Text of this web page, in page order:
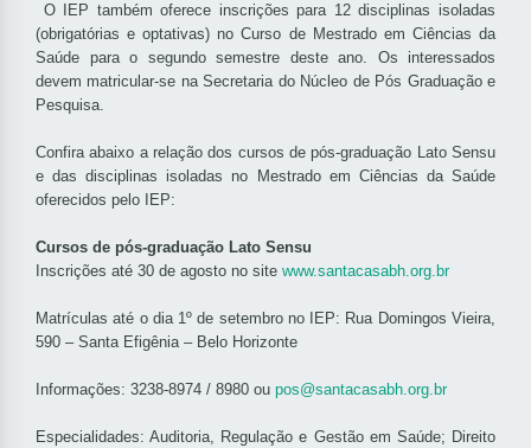
O IEP também oferece inscrições para 12 disciplinas isoladas
(obrigatórias e optativas) no Curso de Mestrado em Ciências da
Saúde para o segundo semestre deste ano. Os interessados
devem matricular-se na Secretaria do Núcleo de Pós Graduação e
Pesquisa.
Confira abaixo a relação dos cursos de pós-graduação Lato Sensu
e das disciplinas isoladas no Mestrado em Ciências da Saúde
oferecidos pelo IEP:
Cursos de pós-graduação Lato Sensu
Inscrições até 30 de agosto no site www.santacasabh.org.br
Matrículas até o dia 1º de setembro no IEP: Rua Domingos Vieira,
590 – Santa Efigênia – Belo Horizonte
Informações: 3238-8974 / 8980 ou pos@santacasabh.org.br
Especialidades: Auditoria, Regulação e Gestão em Saúde; Direito